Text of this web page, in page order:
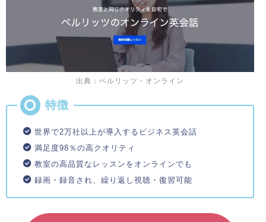
出典：ベルリッツ・オンライン
世界で2万社以上が導入するビジネス英会話
満足度98％の高クオリティ
教室の高品質なレッスンをオンラインでも
録画・録音され、繰り返し視聴・復習可能